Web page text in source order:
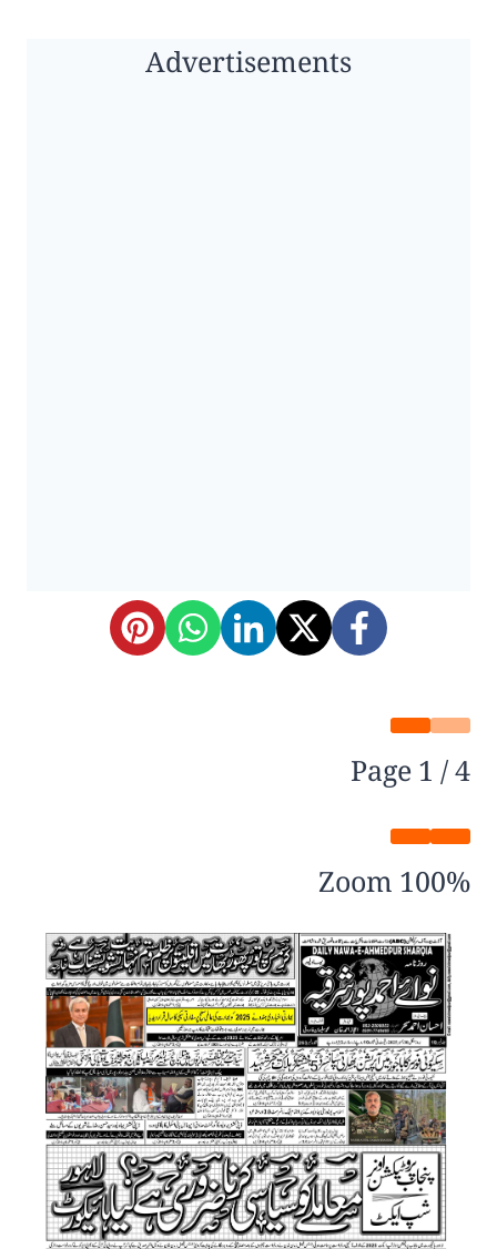
Advertisements
Page1/4
Zoom100%